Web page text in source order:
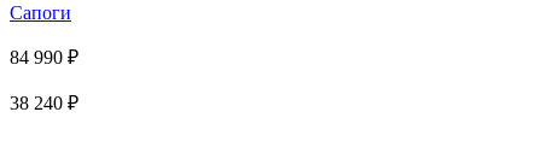
Сапоги
84 990 ₽
38 240 ₽